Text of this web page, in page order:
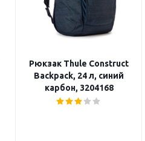
Рюкзак Thule Construct
Backpack, 24 л, синий
карбон, 3204168